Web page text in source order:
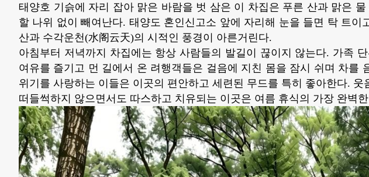
태양호 기슭에 자리 잡아 맑은 바람을 벗 삼은 이 차집은 푸른 산과 맑은
할 나위 없이 빼여난다. 태양도 혼인신고소 앞에 자리해 눈을 들면 탁 트
산과 수각운천(水阁云天)의 시적인 풍경이 아른거린다.
아침부터 저녁까지 차집에는 항상 사람들의 발길이 끊이지 않는다. 가족
여유를 즐기고 먼 길에서 온 려행객들은 걸음에 지친 몸을 잠시 쉬며 차를
위기를 사랑하는 이들은 이곳의 편안하고 세련된 무드를 특히 좋아한다.
떠들썩하지 않으면서도 따스하고 치유되는 이곳은 여름 휴식의 가장 완벽